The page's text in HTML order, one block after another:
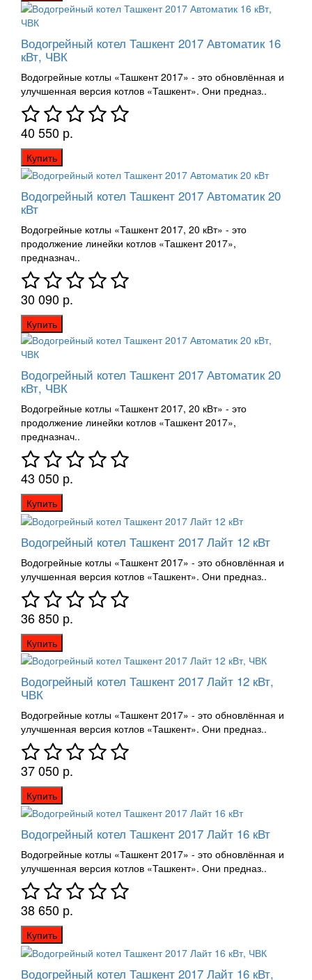
Водогрейный котел Ташкент 2017 Автоматик 16
кВт, ЧВК
Водогрейные котлы «Ташкент 2017» - это обновлённая и
улучшенная версия котлов «Ташкент». Они предназ..
40 550 р.
Купить
Водогрейный котел Ташкент 2017 Автоматик 20
кВт
Водогрейные котлы «Ташкент 2017, 20 кВт» - это
продолжение линейки котлов «Ташкент 2017»,
предназнач..
30 090 р.
Купить
Водогрейный котел Ташкент 2017 Автоматик 20
кВт, ЧВК
Водогрейные котлы «Ташкент 2017, 20 кВт» - это
продолжение линейки котлов «Ташкент 2017»,
предназнач..
43 050 р.
Купить
Водогрейный котел Ташкент 2017 Лайт 12 кВт
Водогрейные котлы «Ташкент 2017» - это обновлённая и
улучшенная версия котлов «Ташкент». Они предназ..
36 850 р.
Купить
Водогрейный котел Ташкент 2017 Лайт 12 кВт,
ЧВК
Водогрейные котлы «Ташкент 2017» - это обновлённая и
улучшенная версия котлов «Ташкент». Они предназ..
37 050 р.
Купить
Водогрейный котел Ташкент 2017 Лайт 16 кВт
Водогрейные котлы «Ташкент 2017» - это обновлённая и
улучшенная версия котлов «Ташкент». Они предназ..
38 650 р.
Купить
Водогрейный котел Ташкент 2017 Лайт 16 кВт,